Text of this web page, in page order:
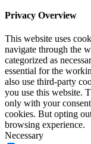
Privacy Overview
This website uses
navigate through the
categorized as
essential for the
also use third-party
you use this website.
only with your
cookies. But opting
browsing experience.
Necessary